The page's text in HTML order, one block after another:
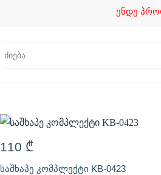
ენდე
110 ₾
საშხაპე კომპლექტი KB-0423